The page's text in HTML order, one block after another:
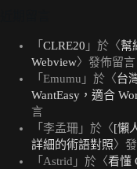
「 CLRE20 」於〈幫
Webview〉發佈留言
「 Emumu 」於〈台
WantEasy，適合
言
「 李孟珊 」於〈[懶
詳細的術語對照〉
「 Astrid 」於〈看懂